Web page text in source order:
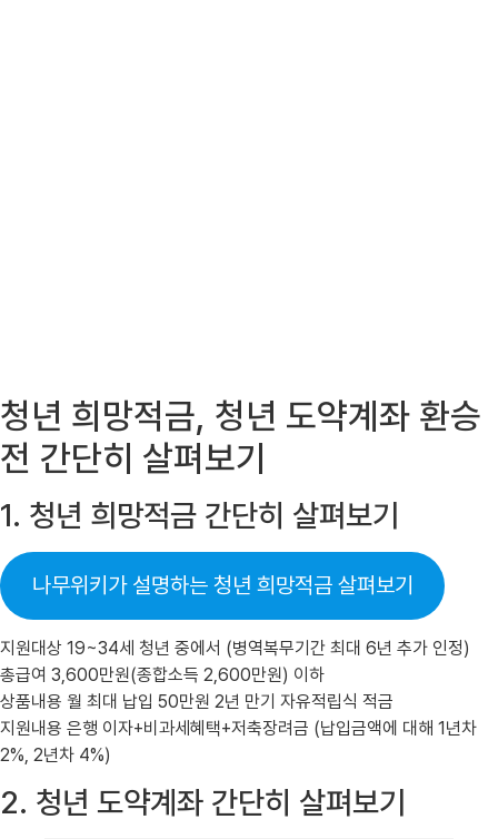
청년 희망적금, 청년 도약계좌 환승
전 간단히 살펴보기
1. 청년 희망적금 간단히 살펴보기
나무위키가 설명하는 청년 희망적금 살펴보기
지원대상 19~34세 청년 중에서 (병역복무기간 최대 6년 추가 인정)
총급여 3,600만원(종합소득 2,600만원) 이하
상품내용 월 최대 납입 50만원 2년 만기 자유적립식 적금
지원내용 은행 이자+비과세혜택+저축장려금 (납입금액에 대해 1년차
2%, 2년차 4%)
2. 청년 도약계좌 간단히 살펴보기